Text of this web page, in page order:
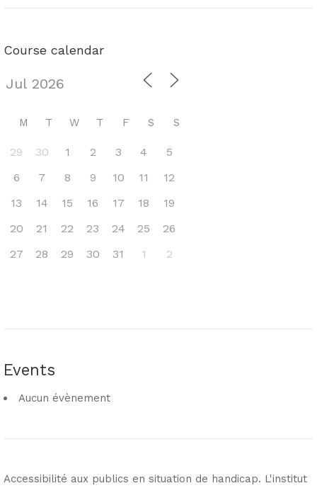
Course calendar
M T W T F S S
29 30 1 2 3 4
5
6
7 8 9 10 11
12
13
14 15 16 17 18
19
20
21 22 23 24 25
26
27
28 29 30 31 1 2
Events
Aucun évènement
Accessibilité aux publics en situation de handicap. L'institut